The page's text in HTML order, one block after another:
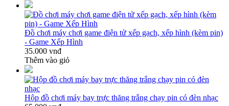
Đồ chơi máy chơi game điện tử xếp gạch, xếp hình (kèm pin)
- Game Xếp Hình
35.000 vnđ
Thêm vào giỏ
Hộp đồ chơi máy bay trực thăng trắng chạy pin có đèn nhạc